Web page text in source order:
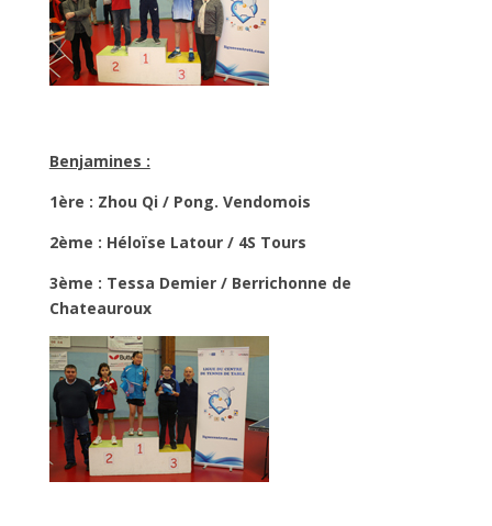
Benjamines :
1ère : Zhou Qi / Pong. Vendomois
2ème : Héloïse Latour / 4S Tours
3ème : Tessa Demier / Berrichonne de
Chateauroux